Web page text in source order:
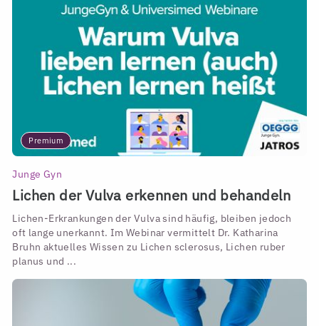
Premium
Junge Gyn
Lichen der Vulva erkennen und behandeln
Lichen-Erkrankungen der Vulva sind häufig, bleiben jedoch
oft lange unerkannt. Im Webinar vermittelt Dr. Katharina
Bruhn aktuelles Wissen zu Lichen sclerosus, Lichen ruber
planus und ...